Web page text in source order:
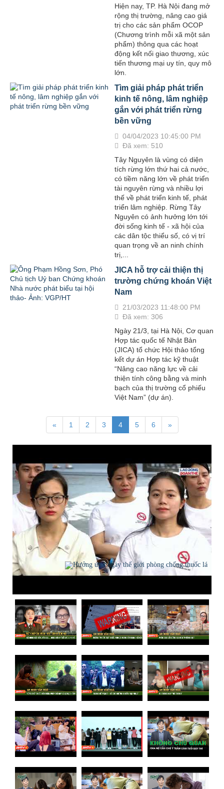
Hiện nay, TP. Hà Nội đang mở
rộng thị trường, nâng cao giá
trị cho các sản phẩm OCOP
(Chương trình mỗi xã một sản
phẩm) thông qua các hoạt
động kết nối giao thương, xúc
tiến thương mại uy tín, quy mô
lớn.
Tìm giải pháp phát triển
kinh tế nông, lâm nghiệp
gắn với phát triển rừng
bền vững
04/04/2023 10:45:00 PM
Đã xem: 510
Tây Nguyên là vùng có diện
tích rừng lớn thứ hai cả nước,
có tiềm năng lớn về phát triển
tài nguyên rừng và nhiều lợi
thế về phát triển kinh tế, phát
triển lâm nghiệp. Rừng Tây
Nguyên có ảnh hưởng lớn tới
đời sống kinh tế - xã hội của
các dân tộc thiểu số, có vị trí
quan trọng về an ninh chính
trị,...
JICA hỗ trợ cải thiện thị
trường chứng khoán Việt
Nam
21/03/2023 11:48:00 PM
Đã xem: 306
Ngày 21/3, tại Hà Nội, Cơ quan
Hợp tác quốc tế Nhật Bản
(JICA) tổ chức Hội thảo tổng
kết dự án Hợp tác kỹ thuật
“Nâng cao năng lực về cải
thiện tính công bằng và minh
bạch của thị trường cổ phiếu
Việt Nam” (dự án).
« 1 2 3 4 5 6 »